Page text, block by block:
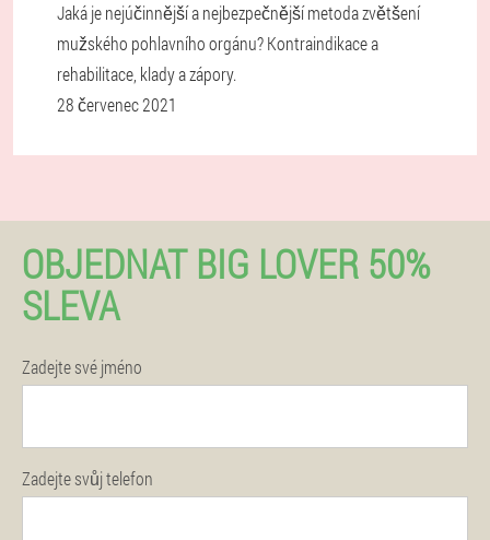
Jaká je nejúčinnější a nejbezpečnější metoda zvětšení
mužského pohlavního orgánu? Kontraindikace a
rehabilitace, klady a zápory.
28 červenec 2021
OBJEDNAT BIG LOVER 50%
SLEVA
Zadejte své jméno
Zadejte svůj telefon